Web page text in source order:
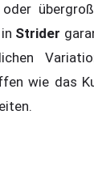
Strider
wie das